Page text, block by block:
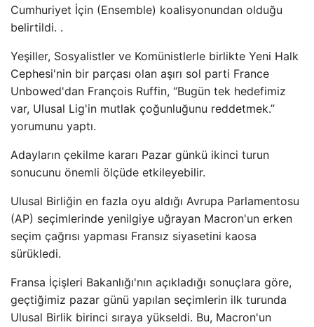
Cumhuriyet İçin (Ensemble) koalisyonundan olduğu
belirtildi. .
Yeşiller, Sosyalistler ve Komünistlerle birlikte Yeni Halk
Cephesi'nin bir parçası olan aşırı sol parti France
Unbowed'dan François Ruffin, “Bugün tek hedefimiz
var, Ulusal Lig'in mutlak çoğunluğunu reddetmek.”
yorumunu yaptı.
Adayların çekilme kararı Pazar günkü ikinci turun
sonucunu önemli ölçüde etkileyebilir.
Ulusal Birliğin en fazla oyu aldığı Avrupa Parlamentosu
(AP) seçimlerinde yenilgiye uğrayan Macron'un erken
seçim çağrısı yapması Fransız siyasetini kaosa
sürükledi.
Fransa İçişleri Bakanlığı'nın açıkladığı sonuçlara göre,
geçtiğimiz pazar günü yapılan seçimlerin ilk turunda
Ulusal Birlik birinci sıraya yükseldi. Bu, Macron'un